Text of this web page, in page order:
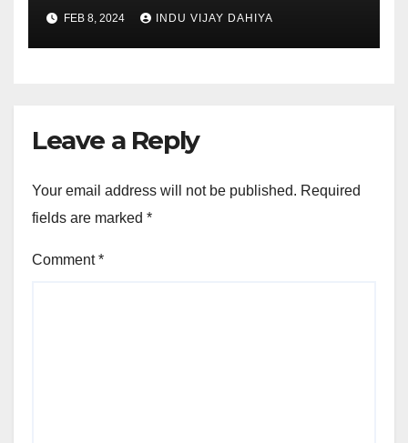
FEB 8, 2024 INDU VIJAY DAHIYA
Leave a Reply
Your email address will not be published. Required
fields are marked *
Comment*